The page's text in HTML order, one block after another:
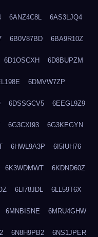
6ANZ4C8L 6AS3LJQ4
6B0V87BD 6BA9R10Z
6D1OSCXH 6D8BUPZM
6DMVW7ZP
6DSSGCV5 6EEGL9Z9
6G3CXI93 6G3KEGYN
6HWL9A3P 6I5IUH76
6K3WDMWT 6KDND60Z
6LI78JDL 6LL59T6X
6MNBISNE 6MRU4GHW
6N8H9PB2 6NS1JPER